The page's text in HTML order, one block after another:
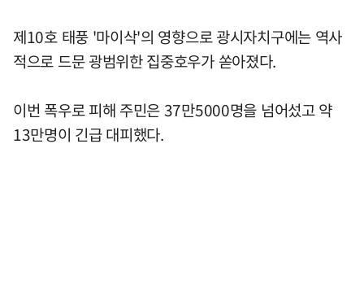
제10호 태풍 '마이삭'의 영향으로 광시자치구에는 역사
적으로 드문 광범위한 집중호우가 쏟아졌다.
이번 폭우로 피해 주민은 37만5000명을 넘어섰고 약
13만명이 긴급 대피했다.